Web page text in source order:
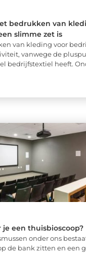
bedrukken van
slimme zet is
van kleding voor
vanwege de
bedrijfstextiel heeft.
je een thuisbioscoop?
onder ons
de bank zitten en een